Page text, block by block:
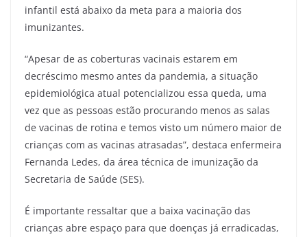
infantil está abaixo da meta para a maioria dos
imunizantes.
“Apesar de as coberturas vacinais estarem em
decréscimo mesmo antes da pandemia, a situação
epidemiológica atual potencializou essa queda, uma
vez que as pessoas estão procurando menos as salas
de vacinas de rotina e temos visto um número maior de
crianças com as vacinas atrasadas”, destaca enfermeira
Fernanda Ledes, da área técnica de imunização da
Secretaria de Saúde (SES).
É importante ressaltar que a baixa vacinação das
crianças abre espaço para que doenças já erradicadas,